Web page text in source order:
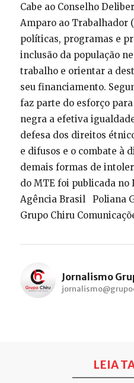
Cabe ao Conselho
Amparo ao Trabalhador
políticas, programas e
inclusão da população
trabalho e orientar a
seu financiamento.
faz parte do esforço
negra a efetiva
defesa dos direitos
e difusos e o combate à
demais formas de
do MTE foi publicada no
Agência Brasil Poliana
Grupo Chiru
Jornalismo
LEIA